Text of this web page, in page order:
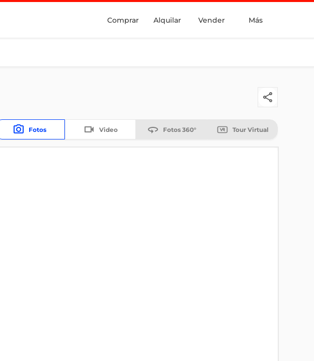
Comprar Alquilar Vender Más
Fotos Video Fotos 360° Tour Virtual